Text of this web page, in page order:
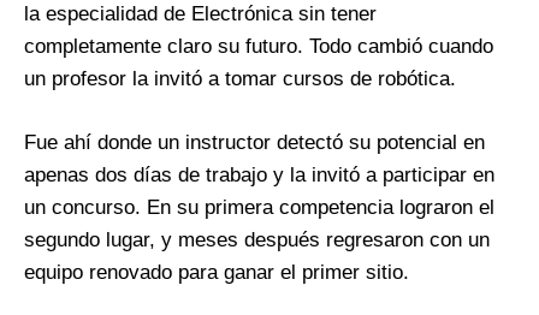
la especialidad de Electrónica sin tener
completamente claro su futuro. Todo cambió cuando
un profesor la invitó a tomar cursos de robótica.
Fue ahí donde un instructor detectó su potencial en
apenas dos días de trabajo y la invitó a participar en
un concurso. En su primera competencia lograron el
segundo lugar, y meses después regresaron con un
equipo renovado para ganar el primer sitio.